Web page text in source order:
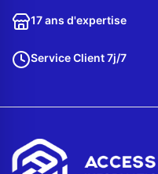
17 ans d'expertise
Service Client 7j/7